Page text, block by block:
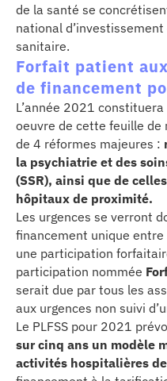
de la santé se
national
sanitaire.
Forfait patient
de financement
L’année 2021
oeuvre de cette feuille de
de 4 réformes majeures :
la psychiatrie et des
(SSR), ainsi que de
hôpitaux de proximité.
Les urgences se verront
financement unique
une participation
participation nommée
serait due par tous les
aux urgences non suivi
Le PLFSS pour 2021
sur cinq ans un modèle
activités hospitalières